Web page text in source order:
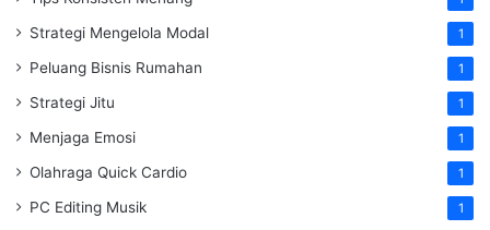
Strategi Mengelola Modal 1
Peluang Bisnis Rumahan 1
Strategi Jitu 1
Menjaga Emosi 1
Olahraga Quick Cardio 1
PC Editing Musik 1